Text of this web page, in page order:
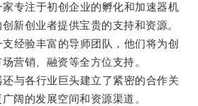
注于初创企业的孵化和加速器机
新创业者提供宝贵的支持和资源。
验丰富的导师团队，他们将为创
营销、融资等全方位支持。
各行业巨头建立了紧密的合作关
阔的发展空间和资源渠道。